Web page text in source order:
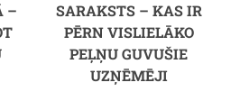
–
SARAKSTS – KAS IR
PĒRN VISLIELĀKO
PEĻŅU GUVUŠIE
UZŅĒMĒJI